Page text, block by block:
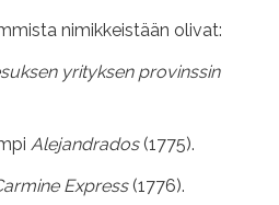
nimikkeistään olivat:
yrityksen provinssin
Alejandrados (1775).
Express (1776).